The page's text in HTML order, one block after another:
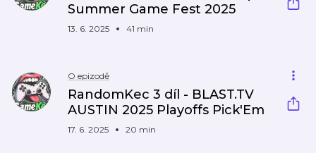
Summer Game Fest 2025
13. 6. 2025 41 min
O epizodě
RandomKec 3 díl - BLAST.TV
AUSTIN 2025 Playoffs Pick'Em
17. 6. 2025 20 min